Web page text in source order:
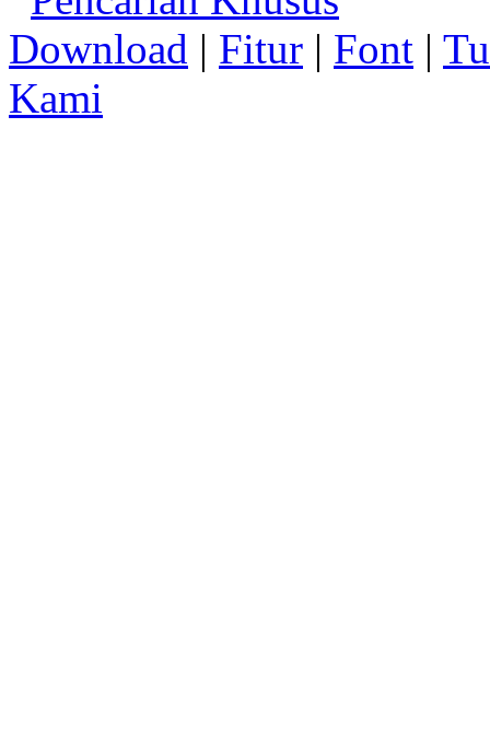
Download | Fitur | Font |
Kami